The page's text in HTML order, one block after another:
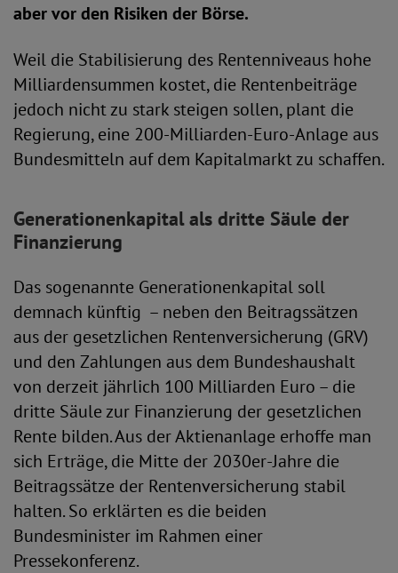
aber vor den Risiken der Börse.
Weil die Stabilisierung des Rentenniveaus hohe
Milliardensummen kostet, die Rentenbeiträge
jedoch nicht zu stark steigen sollen, plant die
Regierung, eine 200-Milliarden-Euro-Anlage aus
Bundesmitteln auf dem Kapitalmarkt zu schaffen.
Generationenkapital als dritte Säule der
Finanzierung
Das sogenannte Generationenkapital soll
demnach künftig – neben den Beitragssätzen
aus der gesetzlichen Rentenversicherung (GRV)
und den Zahlungen aus dem Bundeshaushalt
von derzeit jährlich 100 Milliarden Euro – die
dritte Säule zur Finanzierung der gesetzlichen
Rente bilden. Aus der Aktienanlage erhoffe man
sich Erträge, die Mitte der 2030er-Jahre die
Beitragssätze der Rentenversicherung stabil
halten. So erklärten es die beiden
Bundesminister im Rahmen einer
Pressekonferenz.